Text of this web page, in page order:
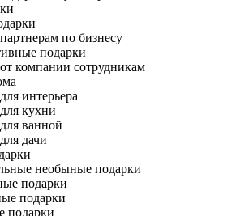
по бизнесу
подарки
компании сотрудникам
интерьера
кухни
ванной
дачи
необыные подарки
подарки
подарки
подарки